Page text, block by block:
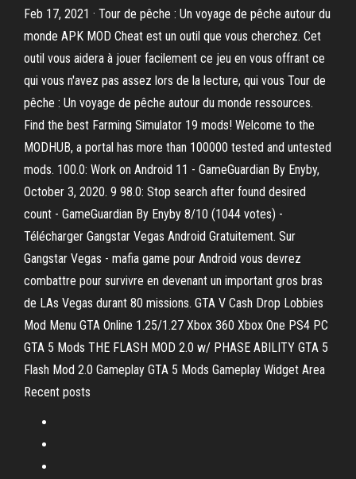
Feb 17, 2021 · Tour de pêche : Un voyage de pêche autour du
monde APK MOD Cheat est un outil que vous cherchez. Cet
outil vous aidera à jouer facilement ce jeu en vous offrant ce
qui vous n'avez pas assez lors de la lecture, qui vous Tour de
pêche : Un voyage de pêche autour du monde ressources.
Find the best Farming Simulator 19 mods! Welcome to the
MODHUB, a portal has more than 100000 tested and untested
mods. 100.0: Work on Android 11 - GameGuardian By Enyby,
October 3, 2020. 9 98.0: Stop search after found desired
count - GameGuardian By Enyby 8/10 (1044 votes) -
Télécharger Gangstar Vegas Android Gratuitement. Sur
Gangstar Vegas - mafia game pour Android vous devrez
combattre pour survivre en devenant un important gros bras
de LAs Vegas durant 80 missions. GTA V Cash Drop Lobbies
Mod Menu GTA Online 1.25/1.27 Xbox 360 Xbox One PS4 PC
GTA 5 Mods THE FLASH MOD 2.0 w/ PHASE ABILITY GTA 5
Flash Mod 2.0 Gameplay GTA 5 Mods Gameplay Widget Area
Recent posts